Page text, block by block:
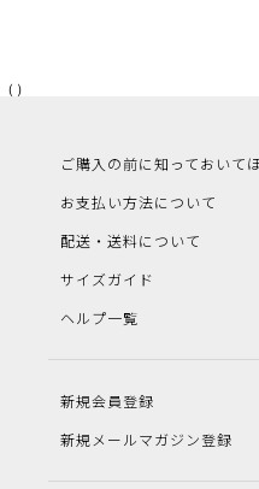
（）
ご購入の前に知っておいて
お支払い方法について
配送・送料について
サイズガイド
ヘルプ一覧
新規会員登録
新規メールマガジン登録